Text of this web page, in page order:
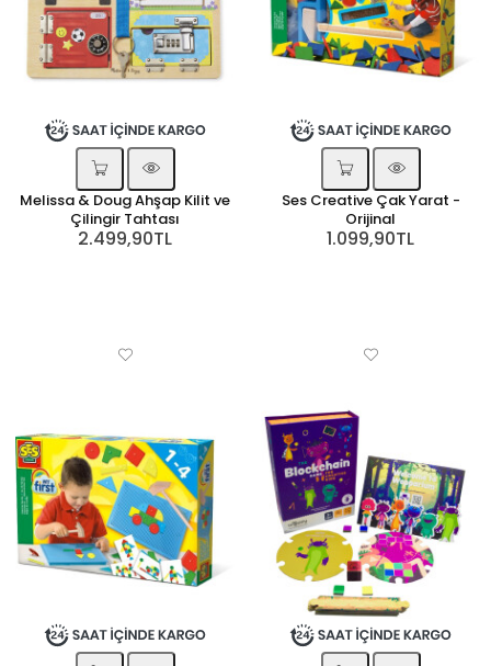
Melissa & Doug Ahşap Kilit ve
Çilingir Tahtası
2.499,90TL
Ses Creative Çak Yarat -
Orijinal
1.099,90TL